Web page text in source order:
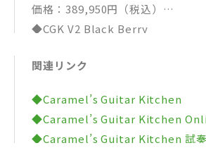
価格：389,950円（税込）
◆CGK V2 Black Berry
◆CGK V2 Paprika Red
◆CGK Sicily Black
価格：397,440円（税込）
※掲載価格はオンラインショップ
関連リンク
◆Caramel’s Guitar Kitchen
◆Caramel’s Guitar Kitchen
◆Caramel’s Guitar Kitchen 試